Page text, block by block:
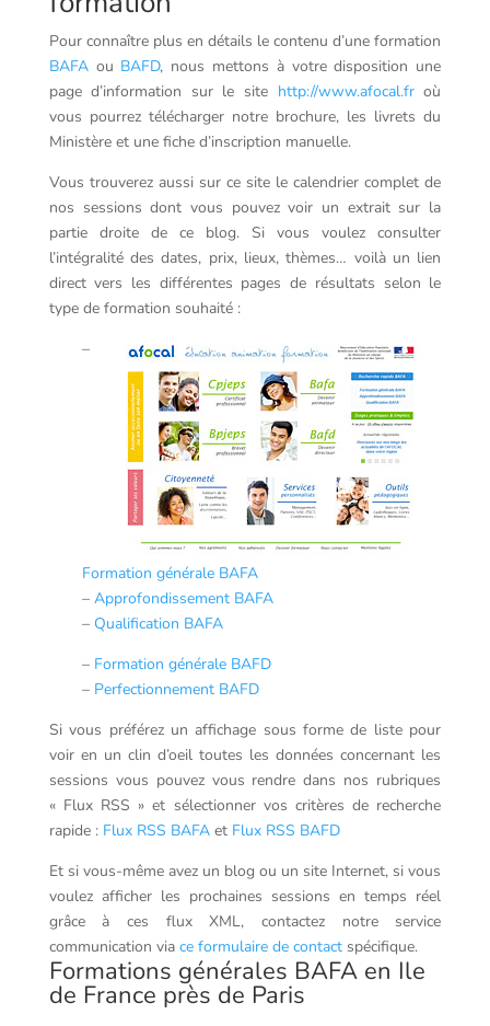
Pour connaître plus en détails le contenu d’une formation
BAFAou BAFD, nous mettons à votre disposition une
page d’information sur le site http://www.afocal.froù
vous pourrez télécharger notre brochure, les livrets du
Ministère et une fiche d’inscription manuelle.
Vous trouverez aussi sur ce site le calendrier complet de
nos sessions dont vous pouvez voir un extrait sur la
partie droite de ce blog. Si vous voulez consulter
l’intégralité des dates, prix, lieux, thèmes… voilà un lien
direct vers les différentes pages de résultats selon le
type de formation souhaité :
–
Formation générale BAFA
– Approfondissement BAFA
– Qualification BAFA
– Formation générale BAFD
– Perfectionnement BAFD
Si vous préférez un affichage sous forme de liste pour
voir en un clin d’oeil toutes les données concernant les
sessions vous pouvez vous rendre dans nos rubriques
« Flux RSS » et sélectionner vos critères de recherche
rapide : Flux RSS BAFAet Flux RSS BAFD
Et si vous-même avez un blog ou un site Internet, si vous
voulez afficher les prochaines sessions en temps réel
grâce à ces flux XML, contactez notre service
communication via ce formulaire de contactspécifique.
Formations générales BAFA en Ile
de France près de Paris